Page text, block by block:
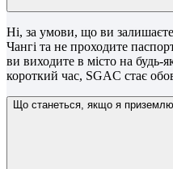
Ні, за умови, що ви
Чангі та не проходите
ви виходите в місто на будь-
короткий час, SGAC стає
Що станеться, якщо я